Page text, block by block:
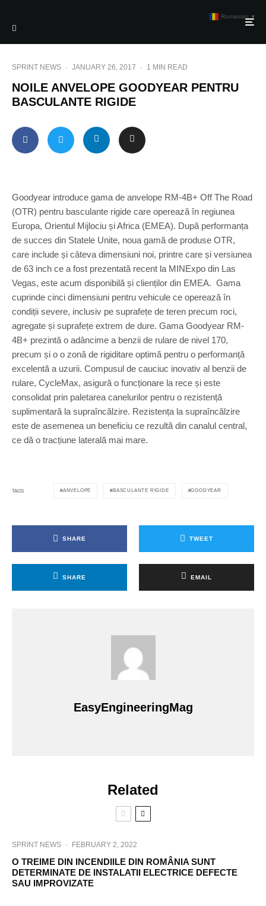
SPRINT NEWS · JANUARY 26, 2017 · 1 MIN READ
NOILE ANVELOPE GOODYEAR PENTRU
BASCULANTE RIGIDE
Goodyear introduce gama de anvelope RM-4B+ Off The Road
(OTR) pentru basculante rigide care operează în regiunea
Europa, Orientul Mijlociu și Africa (EMEA). După performanța
de succes din Statele Unite, noua gamă de produse OTR,
care include și câteva dimensiuni noi, printre care și versiunea
de 63 inch ce a fost prezentată recent la MINExpo din Las
Vegas, este acum disponibilă și clienților din EMEA. Gama
cuprinde cinci dimensiuni pentru vehicule ce operează în
condiții severe, inclusiv pe suprafețe de teren precum roci,
agregate și suprafețe extrem de dure. Gama Goodyear RM-
4B+ prezintă o adâncime a benzii de rulare de nivel 170,
precum și o o zonă de rigiditare optimă pentru o performanță
excelentă a uzurii. Compusul de cauciuc inovativ al benzii de
rulare, CycleMax, asigură o funcționare la rece și este
consolidat prin paletarea canelurilor pentru o rezistență
suplimentară la supraîncălzire. Rezistența la supraîncălzire
este de asemenea un beneficiu ce rezultă din canalul central,
ce dă o tracțiune laterală mai mare.
TAGS ANVELOPE BASCULANTE RIGIDE GOODYEAR
SHARE TWEET
SHARE EMAIL
EasyEngineeringMag
Related
SPRINT NEWS · FEBRUARY 2, 2022
O TREIME DIN INCENDIILE DIN ROMÂNIA SUNT
DETERMINATE DE INSTALATII ELECTRICE DEFECTE
SAU IMPROVIZATE
Romanian ▼